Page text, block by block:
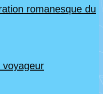
romanesque du
voyageur